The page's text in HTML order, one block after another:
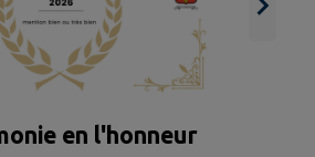
: Vous êtes fumeur
bon réflexe, c'est de jeter vos
dans un cendrier. En forêt,
interdit de...
en l'honneur